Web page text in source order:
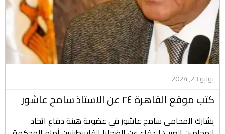
يونيو 23, 2024
كتب موقع القاهرة ٢٤ عن الاستاذ سامح عاشور
يشارك المحامي سامح عاشور في عضوية هيئة دفاع اتحاد